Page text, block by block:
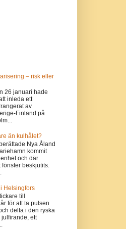
– risk eller
26 januari hade
inleda ett
av
Finland på
än kulhålet?
Nya Åland
kommit
och där
fönster beskjutits.
Helsingfors
till
för att ta pulsen
delta i den ryska
ett